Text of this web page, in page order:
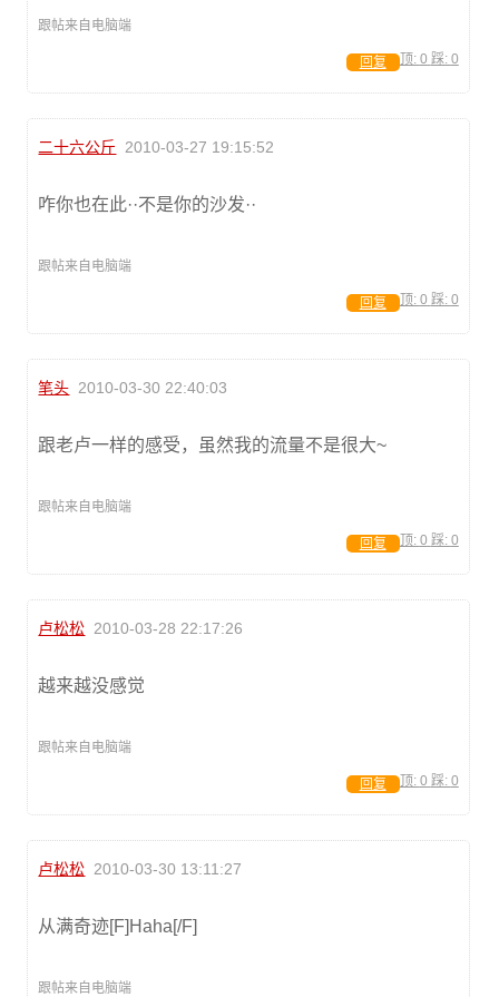
跟帖来自电脑端
顶: 0 踩: 0
回复
二十六公斤 2010-03-27 19:15:52
咋你也在此··不是你的沙发··
跟帖来自电脑端
顶: 0 踩: 0
回复
笔头 2010-03-30 22:40:03
跟老卢一样的感受，虽然我的流量不是很大~
跟帖来自电脑端
顶: 0 踩: 0
回复
卢松松 2010-03-28 22:17:26
越来越没感觉
跟帖来自电脑端
顶: 0 踩: 0
回复
卢松松 2010-03-30 13:11:27
从满奇迹[F]Haha[/F]
跟帖来自电脑端